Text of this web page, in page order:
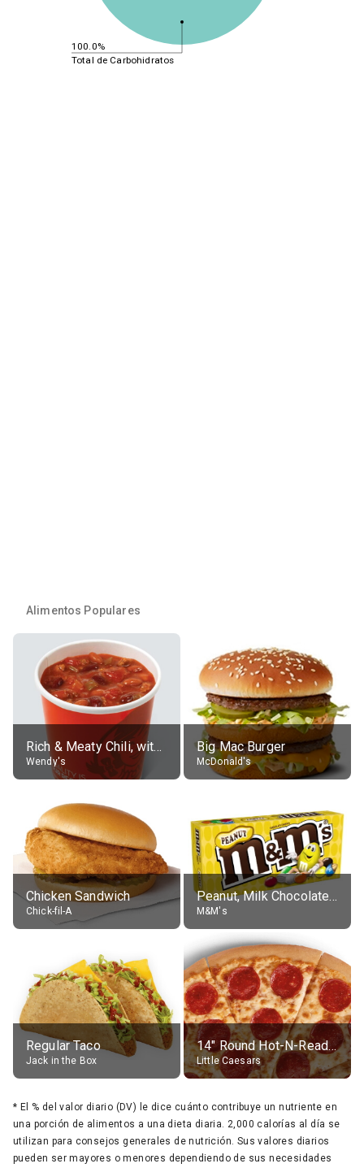
100.0%
Total de Carbohidratos
Alimentos Populares
Rich & Meaty Chili, without toppings, large
Wendy's
Big Mac Burger
McDonald's
Chicken Sandwich
Chick-fil-A
Peanut, Milk Chocolate Candies
M&M's
Regular Taco
Jack in the Box
14" Round Hot-N-Ready Pepperoni Pizza
Little Caesars
* El % del valor diario (DV) le dice cuánto contribuye un nutriente en
una porción de alimentos a una dieta diaria. 2,000 calorías al día se
utilizan para consejos generales de nutrición. Sus valores diarios
pueden ser mayores o menores dependiendo de sus necesidades